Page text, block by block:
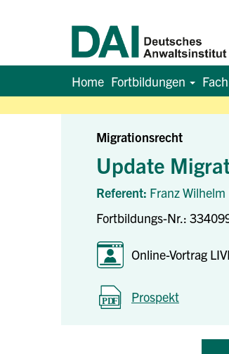
Home Fortbildungen
Migrationsrecht
Update
Referent: Franz
Fortbildungs-Nr.:
Online-Vortrag
Prospekt